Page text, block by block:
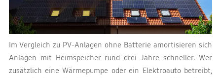
Im Vergleich zu PV-Anlagen ohne Batterie amortisieren sich
Anlagen mit Heimspeicher rund drei Jahre schneller. Wer
zusätzlich eine Wärmepumpe oder ein Elektroauto betreibt,